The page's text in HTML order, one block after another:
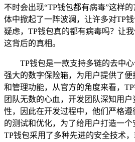
不时会出现“TP钱包都有病毒”这样
体中掀起了一阵波澜，让许多对TP
疑虑，TP钱包真的都有病毒吗？让
这背后的真相。
TP钱包是一款支持多链的去中
强大的数字保险箱，为用户提供了
和管理功能，从官方的角度来看，
团队无数的心血，开发团队深知用
性，因此在开发过程中，他们严格
的测试和优化，为了给用户打造一个
TP钱包采用了多种先进的安全技术